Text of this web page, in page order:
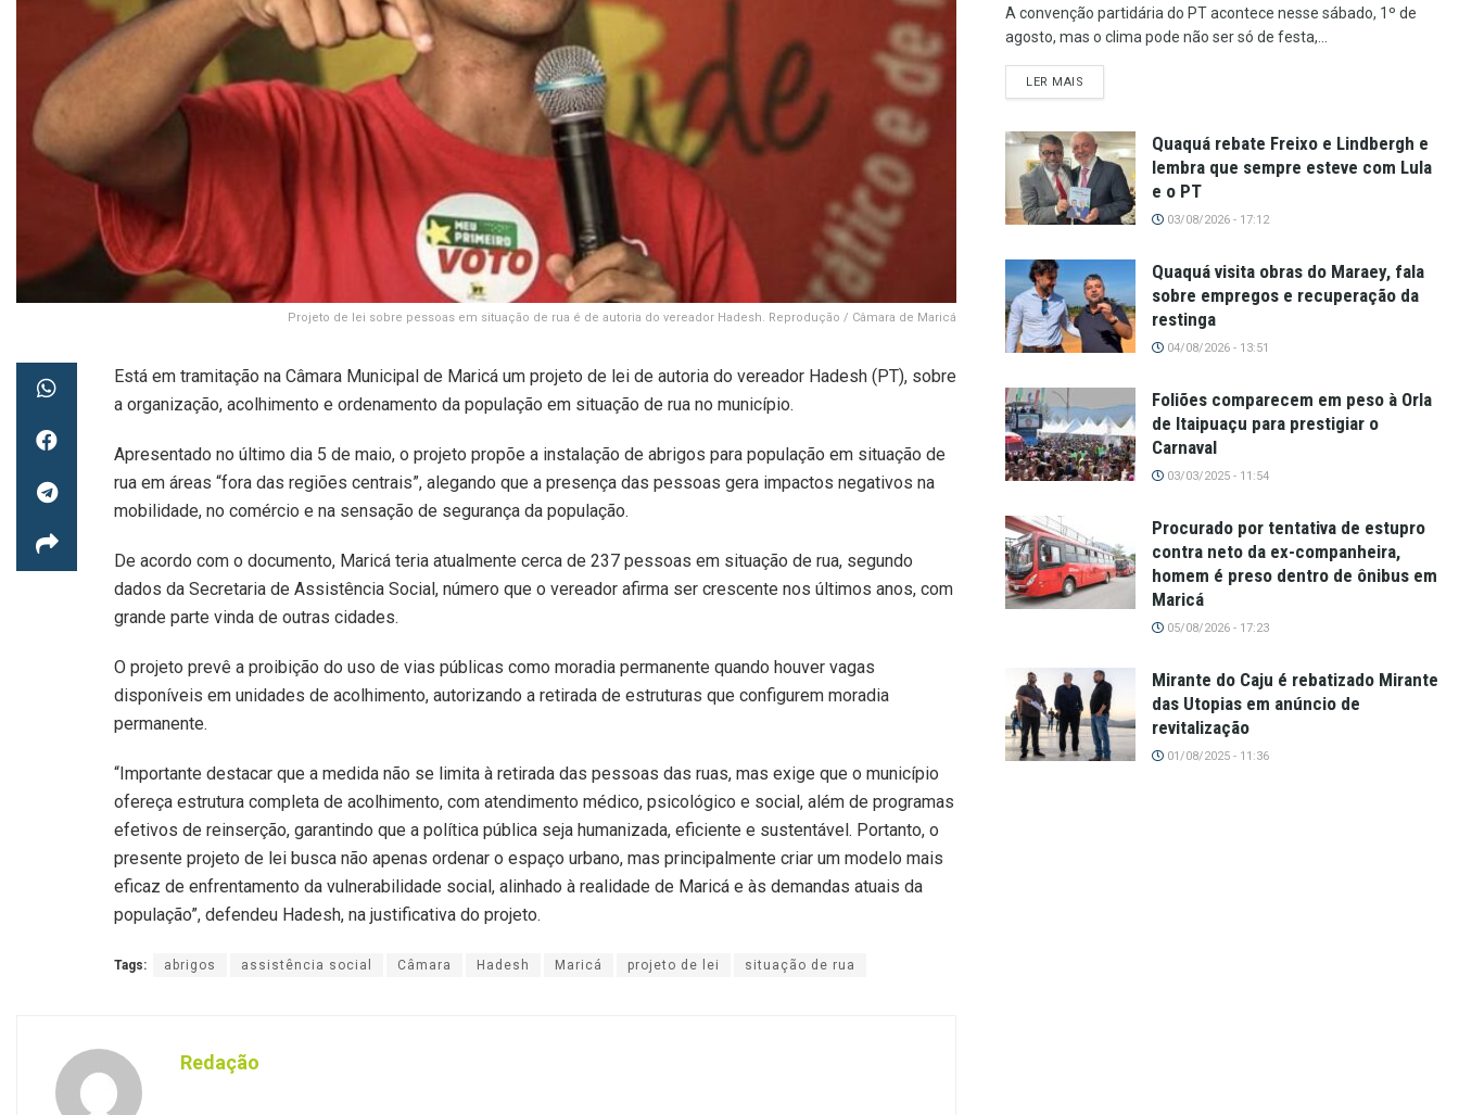
Projeto de lei sobre pessoas em situação de rua é de autoria do vereador Hadesh. Reprodução / Câmara de Maricá
Está em tramitação na Câmara Municipal de Maricá um projeto de lei de autoria do vereador Hadesh (PT), sobre
a organização, acolhimento e ordenamento da população em situação de rua no município.
Apresentado no último dia 5 de maio, o projeto propõe a instalação de abrigos para população em situação de
rua em áreas “fora das regiões centrais”, alegando que a presença das pessoas gera impactos negativos na
mobilidade, no comércio e na sensação de segurança da população.
De acordo com o documento, Maricá teria atualmente cerca de 237 pessoas em situação de rua, segundo
dados da Secretaria de Assistência Social, número que o vereador afirma ser crescente nos últimos anos, com
grande parte vinda de outras cidades.
O projeto prevê a proibição do uso de vias públicas como moradia permanente quando houver vagas
disponíveis em unidades de acolhimento, autorizando a retirada de estruturas que configurem moradia
permanente.
“Importante destacar que a medida não se limita à retirada das pessoas das ruas, mas exige que o município
ofereça estrutura completa de acolhimento, com atendimento médico, psicológico e social, além de programas
efetivos de reinserção, garantindo que a política pública seja humanizada, eficiente e sustentável. Portanto, o
presente projeto de lei busca não apenas ordenar o espaço urbano, mas principalmente criar um modelo mais
eficaz de enfrentamento da vulnerabilidade social, alinhado à realidade de Maricá e às demandas atuais da
população”, defendeu Hadesh, na justificativa do projeto.
Tags: abrigos assistência social Câmara Hadesh Maricá projeto de lei situação de rua
Redação
A convenção partidária do PT acontece nesse sábado, 1º de
agosto, mas o clima pode não ser só de festa,...
LER MAIS
Quaquá rebate Freixo e Lindbergh e
lembra que sempre esteve com Lula
e o PT
03/08/2026 - 17:12
Quaquá visita obras do Maraey, fala
sobre empregos e recuperação da
restinga
04/08/2026 - 13:51
Foliões comparecem em peso à Orla
de Itaipuaçu para prestigiar o
Carnaval
03/03/2025 - 11:54
Procurado por tentativa de estupro
contra neto da ex-companheira,
homem é preso dentro de ônibus em
Maricá
05/08/2026 - 17:23
Mirante do Caju é rebatizado Mirante
das Utopias em anúncio de
revitalização
01/08/2025 - 11:36